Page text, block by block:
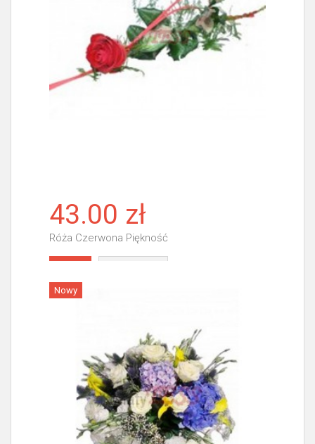
43.00 zł
Róża Czerwona Piękność
Nowy